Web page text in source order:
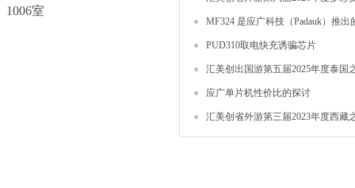
1006室
MF324 是应广科技（Padauk）推出
PUD310取电快充诱骗芯片
汇美创出国游第五届2025年度泰国
应广单片机性价比的探讨
汇美创省外游第三届2023年度西藏